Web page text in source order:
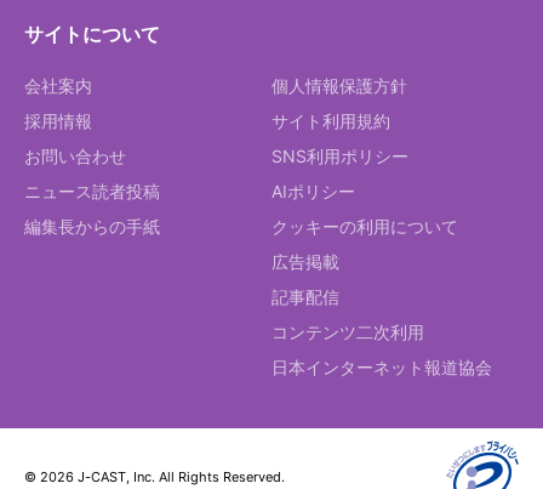
サイトについて
会社案内
採用情報
お問い合わせ
ニュース読者投稿
編集長からの手紙
個人情報保護方針
サイト利用規約
SNS利用ポリシー
AIポリシー
クッキーの利用について
広告掲載
記事配信
コンテンツ二次利用
日本インターネット報道協会
© 2026 J-CAST, Inc. All Rights Reserved.